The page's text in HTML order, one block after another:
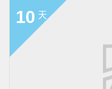
10 天